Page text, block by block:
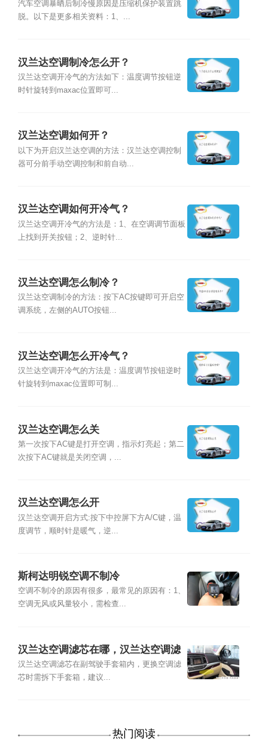
汽车空调暴晒后制冷慢原因是压缩机保护装置跳
脱。以下是更多相关资料：1、...
汉兰达空调制冷怎么开？
汉兰达空调开冷气的方法如下：温度调节按钮逆
时针旋转到maxac位置即可...
汉兰达空调如何开？
以下为开启汉兰达空调的方法：汉兰达空调控制
器可分前手动空调控制和前自动...
汉兰达空调如何开冷气？
汉兰达空调开冷气的方法是：1、在空调调节面板
上找到开关按钮；2、逆时针...
汉兰达空调怎么制冷？
汉兰达空调制冷的方法：按下AC按键即可开启空
调系统，左侧的AUTO按钮...
汉兰达空调怎么开冷气？
汉兰达空调开冷气的方法是：温度调节按钮逆时
针旋转到maxac位置即可制...
汉兰达空调怎么关
第一次按下AC键是打开空调，指示灯亮起；第二
次按下AC键就是关闭空调，...
汉兰达空调怎么开
汉兰达空调开启方式:按下中控屏下方A/C键，温
度调节，顺时针是暖气，逆...
斯柯达明锐空调不制冷
空调不制冷的原因有很多，最常见的原因有：1、
空调无风或风量较小，需检查...
汉兰达空调滤芯在哪，汉兰达空调滤
芯多久换
汉兰达空调滤芯在副驾驶手套箱内，更换空调滤
芯时需拆下手套箱，建议...
热门阅读